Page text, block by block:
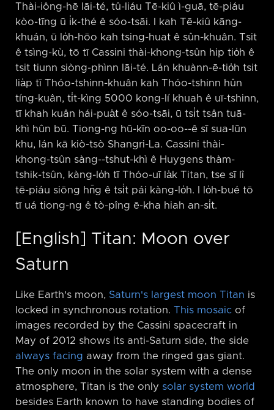
Thài-iông-hē lāi-té, tû-liáu Tē-kiû ì-guā, tē-piáu
kòo-tīng ū i̍k-thé ê sóo-tsāi. I kah Tē-kiû kāng-
khuán, ū lo̍h-hōo kah tsing-huat ê sûn-khuân. Tsit
ê tsìng-kù, tō tī Cassini thài-khong-tsûn hip tio̍h ê
tsit tiunn siòng-phìnn lāi-té. Lán khuànn-ē-tio̍h tsit
lia̍p tī Thóo-tshinn-khuân kah Thóo-tshinn hûn
tíng-kuân, ti̍t-kìng 5000 kong-lí khuah ê uī-tshinn,
tī khah kuân hái-pua̍t ê sóo-tsāi, ū tsi̍t tsân tuā-
khì hûn bū. Tiong-ng hū-kīn oo-oo-⁠-ê sī sua-lūn
khu, lán kā kiò-tsò Shangri-La. Cassini thài-
khong-tsûn sàng-⁠-tshut-khì ê Huygens thàm-
tshik-tsûn, kàng-lo̍h tī Thóo-uī la̍k Titan, tse sī lî
tē-piáu siōng hn̄g ê tsi̍t pái kàng-lo̍h. I lo̍h-bué tō
tī uá tiong-ng ê tò-pîng ē-kha hiah an-si̍t.
[English] Titan: Moon over
Saturn
Like Earth's moon, Saturn's largest moon Titan is
locked in synchronous rotation. This mosaic of
images recorded by the Cassini spacecraft in
May of 2012 shows its anti-Saturn side, the side
always facing away from the ringed gas giant.
The only moon in the solar system with a dense
atmosphere, Titan is the only solar system world
besides Earth known to have standing bodies of